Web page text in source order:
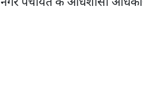
नगर पंचायत के अधिशासी